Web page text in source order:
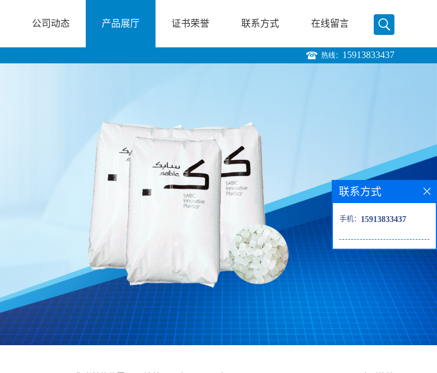
公司动态 产品展厅 证书荣誉 联系方式 在线留言
热线： 15913833437
联系方式
手机： 15913833437